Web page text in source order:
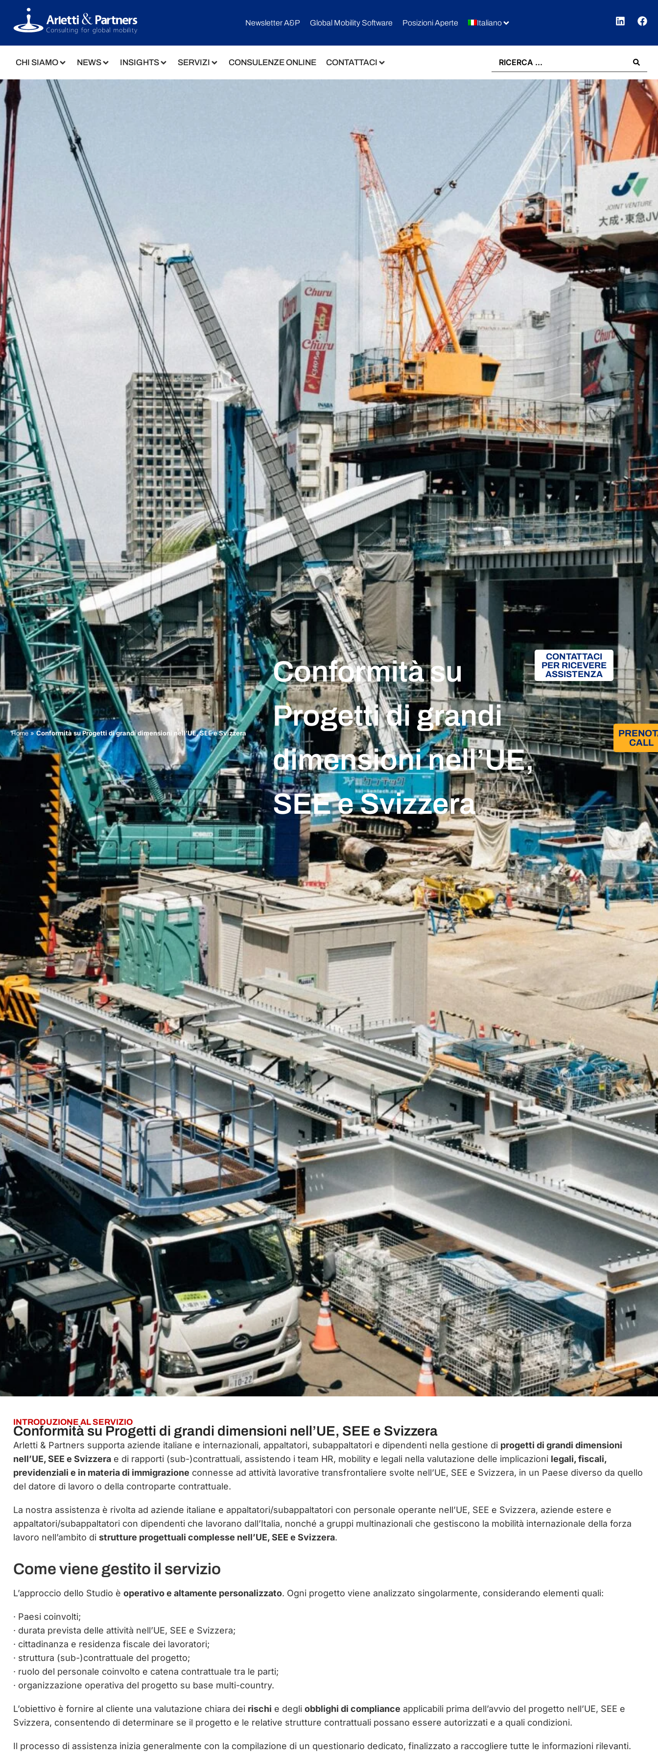
Newsletter A&P Global Mobility Software​ Posizioni Aperte Italiano
CHI SIAMO NEWS INSIGHTS SERVIZI CONSULENZE ONLINE CONTATTACI
Home»Conformità su Progetti di grandi dimensioni nell’UE, SEE e Svizzera
Conformità su
Progetti di grandi
dimensioni nell’UE,
SEE e Svizzera
CONTATTACI
PER RICEVERE
ASSISTENZA
CALL
INTRODUZIONE AL SERVIZIO
Conformità su Progetti di grandi dimensioni nell’UE, SEE e Svizzera
Arletti & Partners supporta aziende italiane e internazionali, appaltatori, subappaltatori e dipendenti nella gestione di progetti di grandi dimensioni
nell’UE, SEE e Svizzera e di rapporti (sub-)contrattuali, assistendo i team HR, mobility e legali nella valutazione delle implicazioni legali, fiscali,
previdenziali e in materia di immigrazione connesse ad attività lavorative transfrontaliere svolte nell’UE, SEE e Svizzera, in un Paese diverso da quello
del datore di lavoro o della controparte contrattuale.
La nostra assistenza è rivolta ad aziende italiane e appaltatori/subappaltatori con personale operante nell’UE, SEE e Svizzera, aziende estere e
appaltatori/subappaltatori con dipendenti che lavorano dall’Italia, nonché a gruppi multinazionali che gestiscono la mobilità internazionale della forza
lavoro nell’ambito di strutture progettuali complesse nell’UE, SEE e Svizzera.
Come viene gestito il servizio
L’approccio dello Studio è operativo e altamente personalizzato. Ogni progetto viene analizzato singolarmente, considerando elementi quali:
· Paesi coinvolti;
· durata prevista delle attività nell’UE, SEE e Svizzera;
· cittadinanza e residenza fiscale dei lavoratori;
· struttura (sub-)contrattuale del progetto;
· ruolo del personale coinvolto e catena contrattuale tra le parti;
· organizzazione operativa del progetto su base multi-country.
L’obiettivo è fornire al cliente una valutazione chiara dei rischi e degli obblighi di compliance applicabili prima dell’avvio del progetto nell’UE, SEE e
Svizzera, consentendo di determinare se il progetto e le relative strutture contrattuali possano essere autorizzati e a quali condizioni.
Il processo di assistenza inizia generalmente con la compilazione di un questionario dedicato, finalizzato a raccogliere tutte le informazioni rilevanti.